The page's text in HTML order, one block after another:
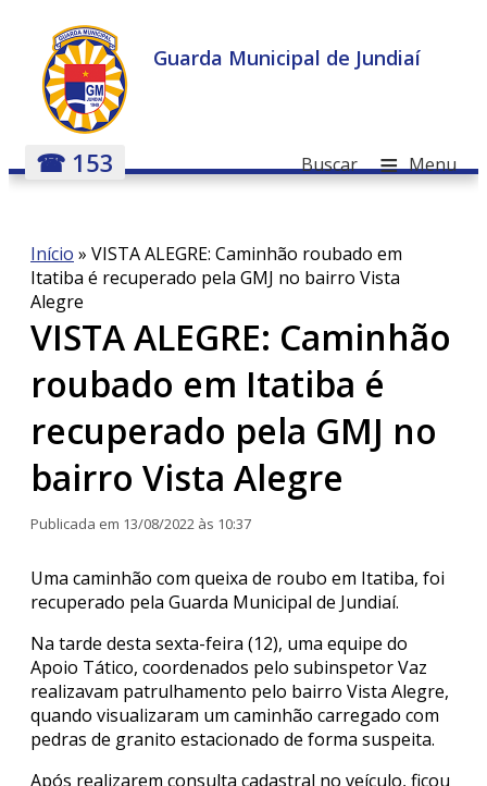
Guarda Municipal de Jundiaí
☎ 153 ≡ Menu
Buscar
Início » VISTA ALEGRE: Caminhão roubado em
Itatiba é recuperado pela GMJ no bairro Vista
Alegre
VISTA ALEGRE: Caminhão
roubado em Itatiba é
recuperado pela GMJ no
bairro Vista Alegre
Publicada em 13/08/2022 às 10:37
Uma caminhão com queixa de roubo em Itatiba, foi
recuperado pela Guarda Municipal de Jundiaí.
Na tarde desta sexta-feira (12), uma equipe do
Apoio Tático, coordenados pelo subinspetor Vaz
realizavam patrulhamento pelo bairro Vista Alegre,
quando visualizaram um caminhão carregado com
pedras de granito estacionado de forma suspeita.
Após realizarem consulta cadastral no veículo, ficou